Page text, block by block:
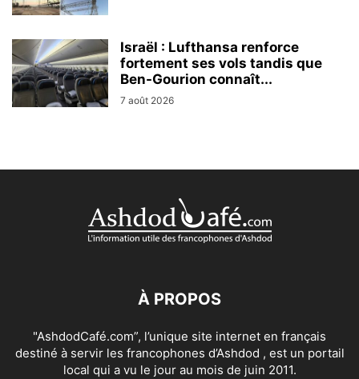
Israël : Lufthansa renforce
fortement ses vols tandis que
Ben-Gourion connaît...
7 août 2026
À PROPOS
"AshdodCafé.com”, l’unique site internet en français
destiné à servir les francophones d’Ashdod , est un portail
local qui a vu le jour au mois de juin 2011.